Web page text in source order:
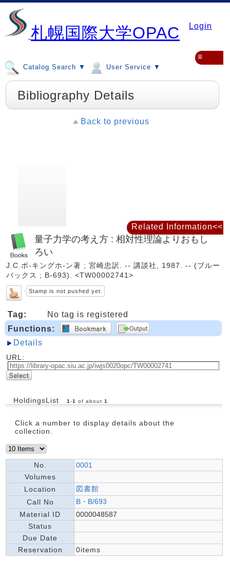
札幌国際大学OPAC Login
Catalog Search ▼ User Service ▼
≡
Bibliography Details
Back to previous
量子力学の考え方 : 相対性理論よりおもし
ろい
J.C.ポ-キングホ-ン著 ; 宮崎忠訳. -- 講談社, 1987. -- (ブルー
バックス ; B-693). <TW00002741>
Stamp is not pushed yet.
Tag:
No tag is registered
Functions:
Details
URL:
HoldingsList 1 -1 of about 1
Click a number to display details about the
collection.
No.
0001
Volumes
Location
図書館
Call No
B・B/693
Material ID
0000048587
Status
Due Date
Reservation
0items
Related Information<<